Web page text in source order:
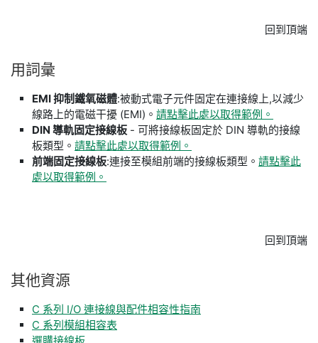
回到頂端
用 詞彙
EMI 抑制鐵氧磁體:被動式電子元件固定在連接線上,以減少
線路上的電磁干擾 (EMI)。 請點擊此處以取得範例。
DIN 導軌固定接線板 - 可將接線板固定於 DIN 導軌的接線
板類型。 請點擊此處以取得範例。
前端固定接線板:連接至模組前端的接線板類型。 請點擊此
處以取得範例。
回到頂端
其他資源
C 系列 I/O 連接線與配件相容性指南
C 系列模組相容表
選購接線板